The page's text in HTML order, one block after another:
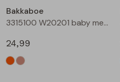
Blouses lange mouw
Sweatshirts
Bermuda's
Lange broek
Jackjes
Jassen
Lange broeken
Lange broeken
Leggings
Bakkaboe
3315100 W20201 baby meisjes buiten jack Perzik
24,99